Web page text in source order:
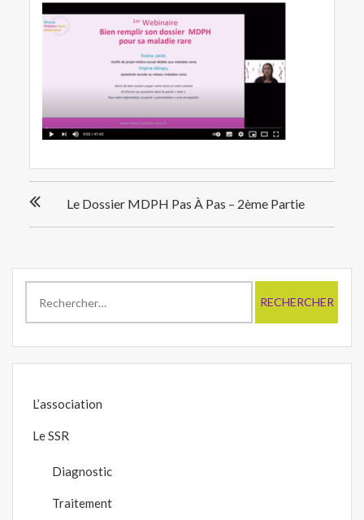
de
l’article
Le Dossier MDPH Pas À Pas – 2ème Partie
L’association
Le SSR
Diagnostic
Traitement